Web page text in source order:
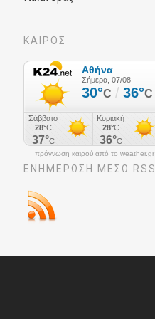
ΚΑΙΡΟΣ
πρόγνωση καιρού από το weather.gr
ΕΝΗΜΈΡΩΣΉ ΜΕΣΩ RSS